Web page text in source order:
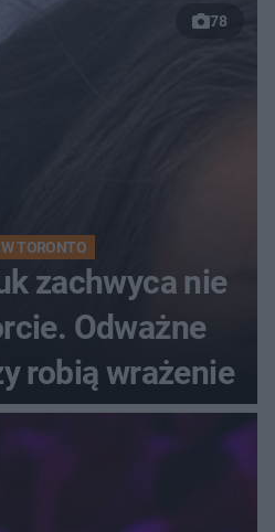
78
TORONTO
zachwyca nie
Odważne
robią wrażenie